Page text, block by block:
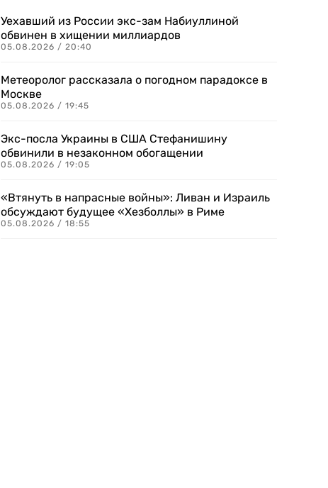
Уехавший из России экс-зам Набиуллиной
обвинен в хищении миллиардов
05.08.2026 / 20:40
Метеоролог рассказала о погодном парадоксе в
Москве
05.08.2026 / 19:45
Экс-посла Украины в США Стефанишину
обвинили в незаконном обогащении
05.08.2026 / 19:05
«Втянуть в напрасные войны»: Ливан и Израиль
обсуждают будущее «Хезболлы» в Риме
05.08.2026 / 18:55